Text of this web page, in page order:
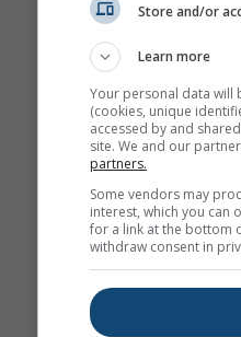
Store and/or
Learn more
Your personal data will
(cookies, unique
accessed by and
site. We and our
partners.
Some vendors may
interest, which you can
for a link at the bottom
withdraw consent in